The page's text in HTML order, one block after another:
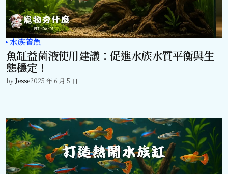
水族養魚
魚缸益菌液使用建議：促進水族水質平衡與生
態穩定！
byJesse2025 年 6 月 5 日